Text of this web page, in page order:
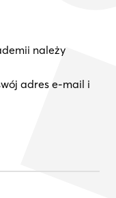
należy
adres e-mail i